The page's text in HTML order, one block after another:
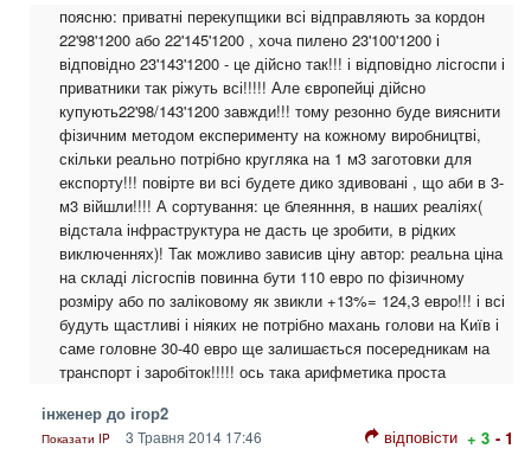
поясню: приватні перекупщики всі відправляють за кордон
22'98'1200 або 22'145'1200 , хоча пилено 23'100'1200 і
відповідно 23'143'1200 - це дійсно так!!! і відповідно лісгоспи і
приватники так ріжуть всі!!!!! Але європейці дійсно
купують22'98/143'1200 завжди!!! тому резонно буде вияснити
фізичним методом експерименту на кожному виробництві,
скільки реально потрібно кругляка на 1 м3 заготовки для
експорту!!! повірте ви всі будете дико здивовані , що аби в 3-
м3 війшли!!!! А сортування: це блеянння, в наших реаліях(
відстала інфраструктура не дасть це зробити, в рідких
виключеннях)! Так можливо зависив ціну автор: реальна ціна
на складі лісгоспів повинна бути 110 евро по фізичному
розміру або по заліковому як звикли +13%= 124,3 евро!!! і всі
будуть щастливі і ніяких не потрібно махань голови на Київ і
саме головне 30-40 евро ще залишається посередникам на
транспорт і заробіток!!!!! ось така арифметика проста
інженер до ігор2
Показати IP 3 Травня 2014 17:46 відповісти + 3 - 1